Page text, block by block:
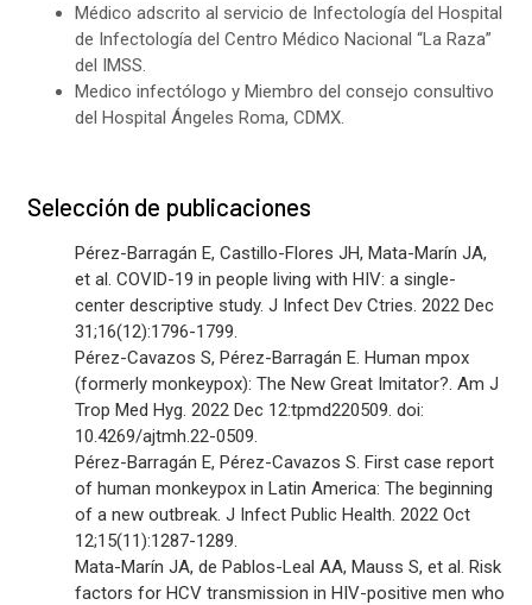
Médico adscrito al servicio de Infectología del Hospital
de Infectología del Centro Médico Nacional “La Raza”
del IMSS.
Medico infectólogo y Miembro del consejo consultivo
del Hospital Ángeles Roma, CDMX.
Selección de publicaciones
Pérez-Barragán E, Castillo-Flores JH, Mata-Marín JA,
et al. COVID-19 in people living with HIV: a single-
center descriptive study. J Infect Dev Ctries. 2022 Dec
31;16(12):1796-1799.
Pérez-Cavazos S, Pérez-Barragán E. Human mpox
(formerly monkeypox): The New Great Imitator?. Am J
Trop Med Hyg. 2022 Dec 12:tpmd220509. doi:
10.4269/ajtmh.22-0509.
Pérez-Barragán E, Pérez-Cavazos S. First case report
of human monkeypox in Latin America: The beginning
of a new outbreak. J Infect Public Health. 2022 Oct
12;15(11):1287-1289.
Mata-Marín JA, de Pablos-Leal AA, Mauss S, et al. Risk
factors for HCV transmission in HIV-positive men who